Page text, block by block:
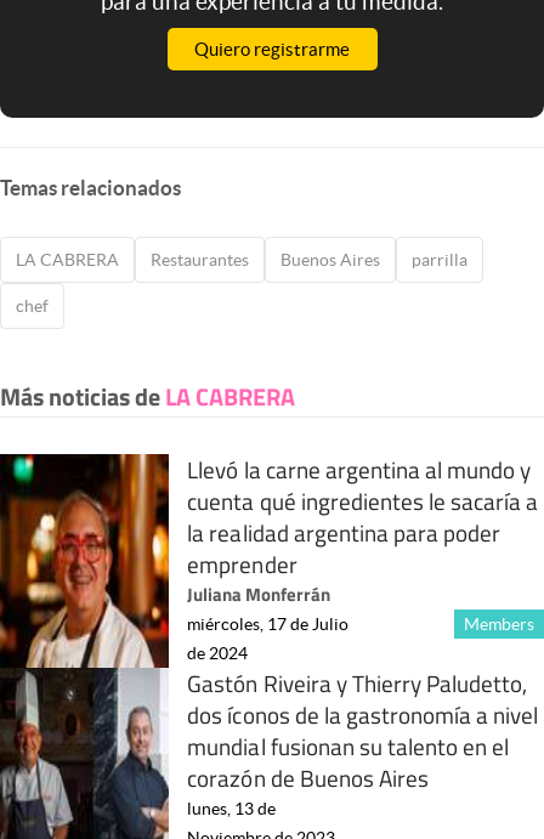
Quiero registrarme
Temas relacionados
LA CABRERA Restaurantes Buenos Aires parrilla
chef
Más noticias deLA CABRERA
Llevó la carne argentina al mundo y
cuenta qué ingredientes le sacaría a
la realidad argentina para poder
emprender
Juliana Monferrán
Members
miércoles, 17 de Julio
de 2024
Gastón Riveira y Thierry Paludetto,
dos íconos de la gastronomía a nivel
mundial fusionan su talento en el
corazón de Buenos Aires
lunes, 13 de